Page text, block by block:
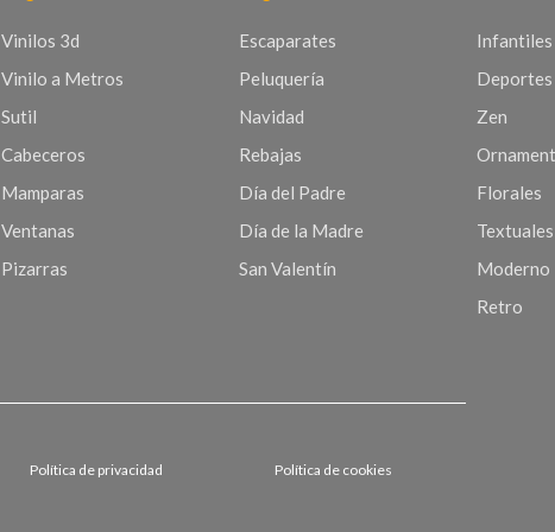
Vinilos 3d
Vinilo a Metros
Sutil
Cabeceros
Mamparas
Ventanas
Pizarras
Escaparates
Peluquería
Navidad
Rebajas
Día del Padre
Día de la Madre
San Valentín
Infantiles
Deportes
Zen
Florales
Textuales
Moderno
Retro
Política de privacidad Política de cookies